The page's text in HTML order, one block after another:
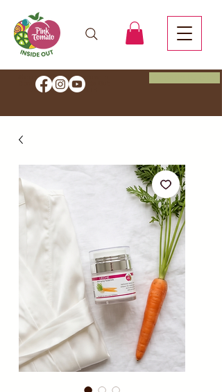
Ahorra un 20 % de descuento.
Comienza tu viaje Inside Out
con el código HEALTH